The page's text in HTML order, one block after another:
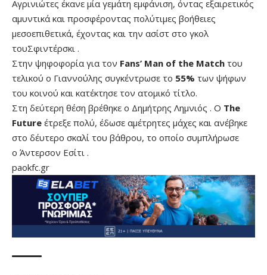
Αγρινιώτες έκανε μία γεμάτη εμφάνιση, όντας εξαιρετικός
αμυντικά και προσφέροντας πολύτιμες βοήθειες
μεσοεπιθετικά, έχοντας και την ασίστ στο γκολ
τουΣφιντέρσκι .
Στην ψηφοφορία για τον Fans’ Man of the Match του
τελικού ο Γιαννούλης συγκέντρωσε το 55% των ψήφων
του κοινού και κατέκτησε τον ατομικό τίτλο.
Στη δεύτερη θέση βρέθηκε ο Δημήτρης Λημνιός . Ο The
Future έτρεξε πολύ, έδωσε αμέτρητες μάχες και ανέβηκε
στο δέυτερο σκαλί του βάθρου, το οποίο συμπλήρωσε
ο Άντερσον Εσίτι .
paokfc.gr